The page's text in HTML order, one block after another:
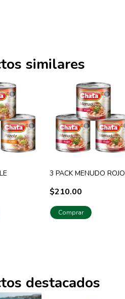
similares
3 PACK MENUDO ROJO
$210.00
Comprar
destacados